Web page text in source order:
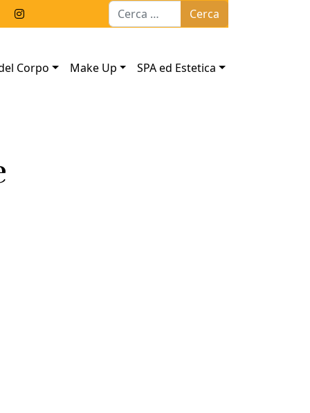
Ricerca per:
Corpo Make Up SPA ed Estetica